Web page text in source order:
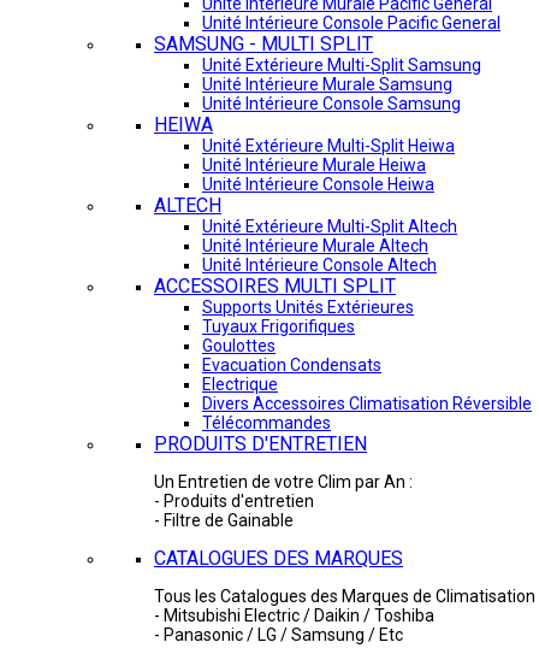
Unité Intérieure Console Pacific General
SAMSUNG - MULTI SPLIT
Unité Extérieure Multi-Split Samsung
Unité Intérieure Murale Samsung
Unité Intérieure Console Samsung
HEIWA
Unité Extérieure Multi-Split Heiwa
Unité Intérieure Murale Heiwa
Unité Intérieure Console Heiwa
ALTECH
Unité Extérieure Multi-Split Altech
Unité Intérieure Murale Altech
Unité Intérieure Console Altech
ACCESSOIRES MULTI SPLIT
Supports Unités Extérieures
Tuyaux Frigorifiques
Goulottes
Evacuation Condensats
Electrique
Divers Accessoires Climatisation Réversible
Télécommandes
PRODUITS D'ENTRETIEN
Un Entretien de votre Clim par An :
- Produits d'entretien
- Filtre de Gainable
CATALOGUES DES MARQUES
Tous les Catalogues des Marques de Climatisation
- Mitsubishi Electric / Daikin / Toshiba
- Panasonic / LG / Samsung / Etc